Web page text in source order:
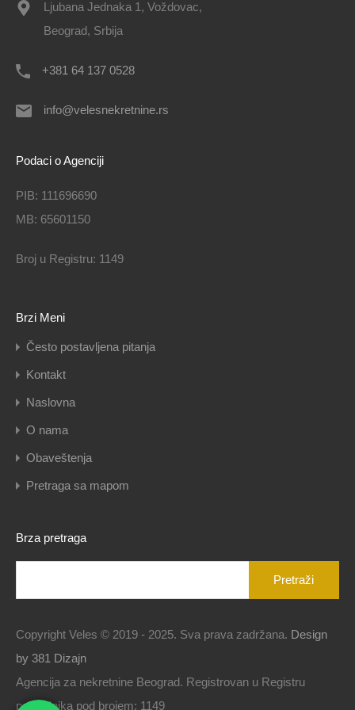
Ljubana Jednaka 1, Voždovac,
Beograd, Srbija
+381 64 137 0528
info@velesnekretnine.rs
Podaci o Agenciji
PIB: 111696690
MB: 65601150
Broj u Registru: 1149
Brzi Meni
Često postavljena pitanja
Kontakt
Naslovna
O nama
Obaveštenja
Pretraga sa mapom
Brza pretraga
Copyright Veles © 2019 - 2025. Sva prava zadržana. Design
by 381 Dizajn
Agencija za nekretnine Beograd. Registrovan u Registru
posrednika pod brojem: 1149